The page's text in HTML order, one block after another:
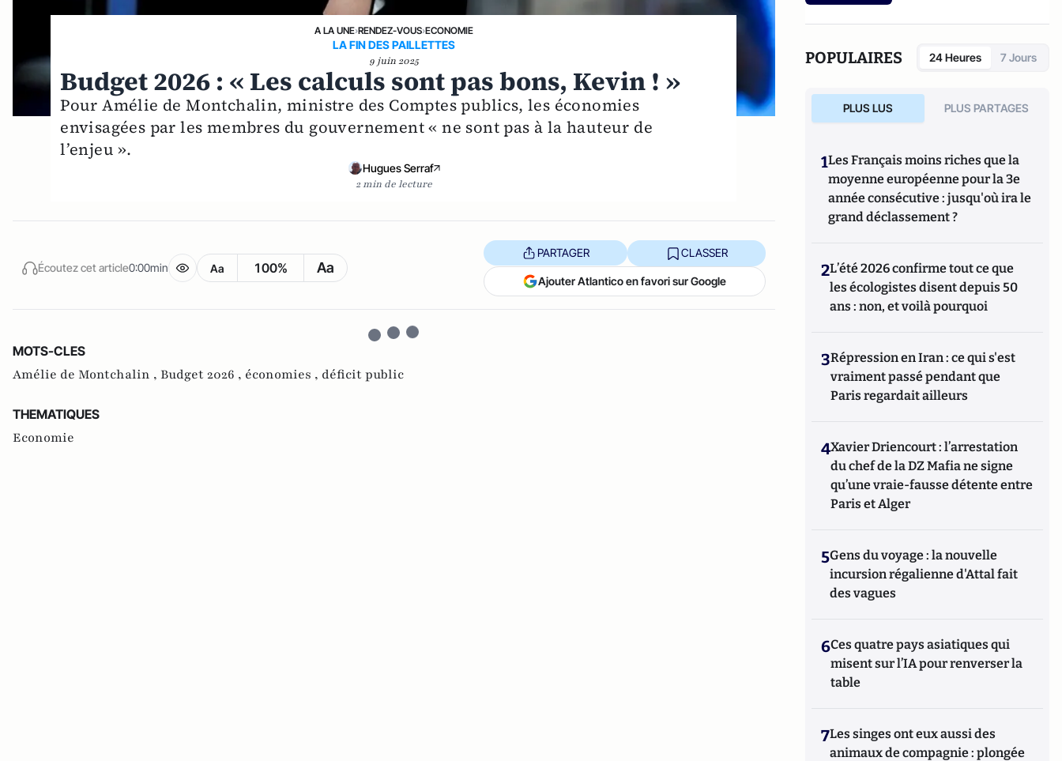
A LA UNE›RENDEZ-VOUS›ECONOMIE
LA FIN DES PAILLETTES
9 juin 2025
Budget 2026 : « Les calculs sont pas bons, Kevin ! »
Pour Amélie de Montchalin, ministre des Comptes publics, les économies
envisagées par les membres du gouvernement « ne sont pas à la hauteur de
l’enjeu ».
Hugues Serraf
2 min de lecture
Écoutez cet article0:00min Aa 100% Aa
PARTAGER CLASSER
Ajouter Atlantico en favori sur Google
MOTS-CLES
Amélie de Montchalin , Budget 2026 , économies , déficit public
THEMATIQUES
Economie
POPULAIRES 24 Heures 7 Jours
PLUS LUS PLUS PARTAGES
1Les Français moins riches que la
moyenne européenne pour la 3e
année consécutive : jusqu'où ira le
grand déclassement ?
2L’été 2026 confirme tout ce que
les écologistes disent depuis 50
ans : non, et voilà pourquoi
3Répression en Iran : ce qui s'est
vraiment passé pendant que
Paris regardait ailleurs
4Xavier Driencourt : l’arrestation
du chef de la DZ Mafia ne signe
qu’une vraie-fausse détente entre
Paris et Alger
5Gens du voyage : la nouvelle
incursion régalienne d'Attal fait
des vagues
6Ces quatre pays asiatiques qui
misent sur l’IA pour renverser la
table
7Les singes ont eux aussi des
animaux de compagnie : plongée